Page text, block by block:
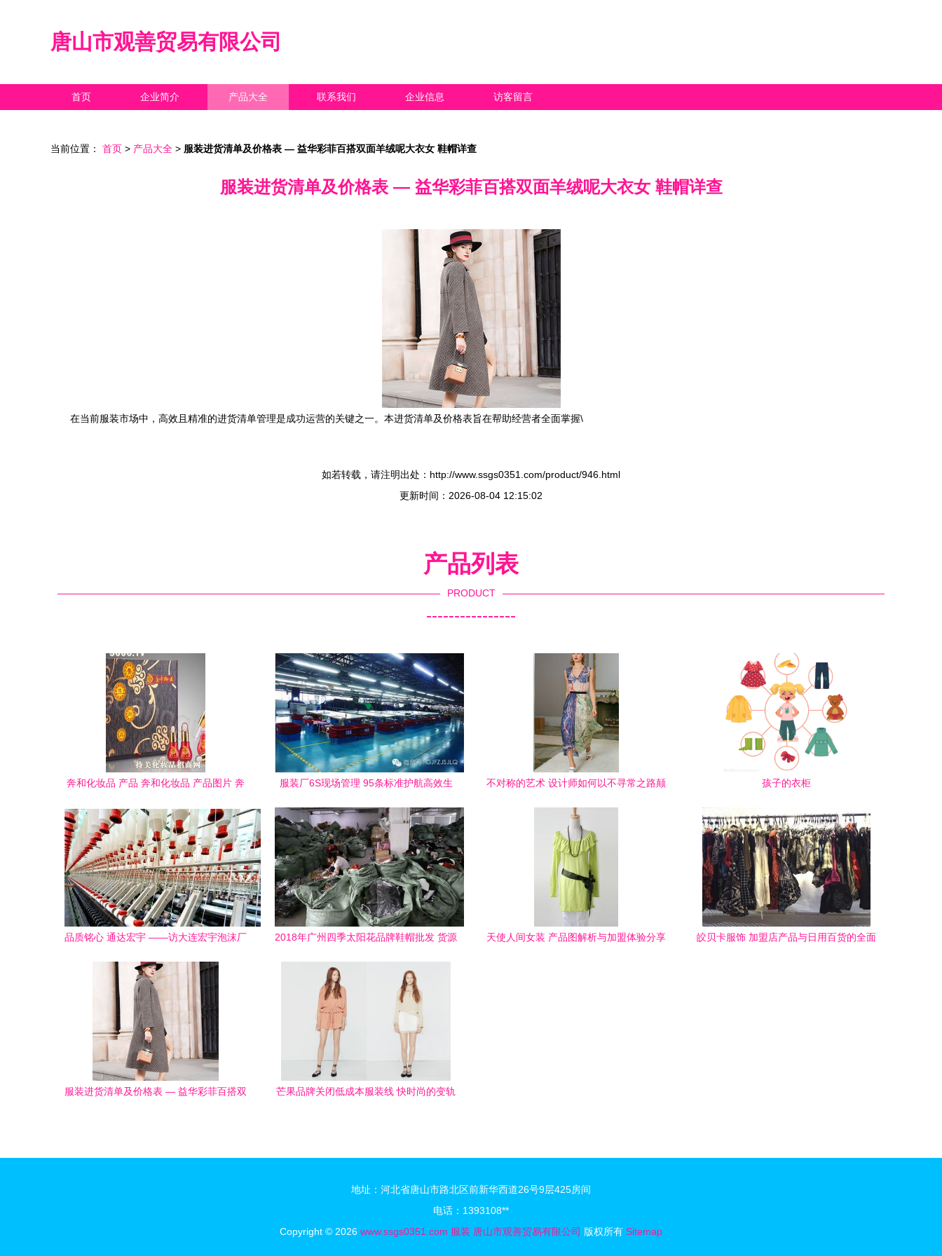
唐山市观善贸易有限公司
首页 企业简介 产品大全 联系我们 企业信息 访客留言
当前位置： 首页 > 产品大全 > 服装进货清单及价格表 — 益华彩菲百搭双面羊绒呢大衣女 鞋帽详查
服装进货清单及价格表 — 益华彩菲百搭双面羊绒呢大衣女 鞋帽详查
在当前服装市场中，高效且精准的进货清单管理是成功运营的关键之一。本进货清单及价格表旨在帮助经营者全面掌握\
如若转载，请注明出处：http://www.ssgs0351.com/product/946.html
更新时间：2026-08-04 12:15:02
产品列表
PRODUCT
----------------
奔和化妆品 产品 奔和化妆品 产品图片 奔
示
服装厂6S现场管理 95条标准护航高效生
不对称的艺术 设计师如何以不寻常之路颠
孩子的衣柜
品质铭心 通达宏宇 ——访大连宏宇泡沫厂
2018年广州四季太阳花品牌鞋帽批发 货源
天使人间女装 产品图解析与加盟体验分享
皎贝卡服饰 加盟店产品与日用百货的全面
服装进货清单及价格表 — 益华彩菲百搭双
芒果品牌关闭低成本服装线 快时尚的变轨
地址：河北省唐山市路北区前新华西道26号9层425房间
电话：1393108**
Copyright © 2026 www.ssgs0351.com 服装 唐山市观善贸易有限公司 版权所有 Sitemap